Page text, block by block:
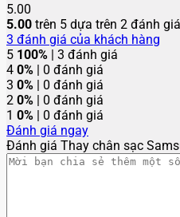
5.00
5.00 trên 5 dựa trên 2 đánh giá
3 đánh giá của khách hàng
5 100% | 3 đánh giá
4 0% | 0 đánh giá
3 0% | 0 đánh giá
2 0% | 0 đánh giá
1 0% | 0 đánh giá
Đánh giá ngay
Đánh giá Thay chân sạc